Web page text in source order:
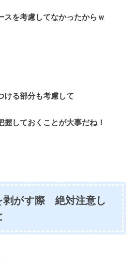
スを考慮してなかったからｗ
ける部分も考慮して
握しておくことが大事だね！
がす際 絶対注意し